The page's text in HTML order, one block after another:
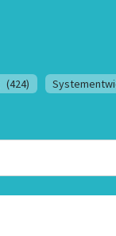
(424)